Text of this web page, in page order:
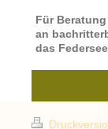
Für
an
das